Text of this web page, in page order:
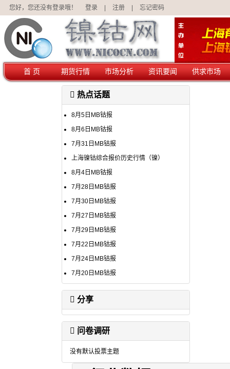
您好，您还没有登录哦！ 登录 注册 忘记密码
首 页 期货行情 市场分析 资讯要闻 供求市场
热点话题
8月5日MB钴报
8月6日MB钴报
7月31日MB钴报
上海镍钴综合报价历史行情（镍）
8月4日MB钴报
7月28日MB钴报
7月30日MB钴报
7月27日MB钴报
7月29日MB钴报
7月22日MB钴报
7月24日MB钴报
7月20日MB钴报
分享
问卷调研
没有默认投票主题